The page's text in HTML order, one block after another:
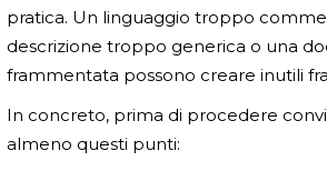
pratica. Un linguaggio troppo
descrizione troppo generica o una
frammentata possono creare inutili
In concreto, prima di procedere
almeno questi punti: